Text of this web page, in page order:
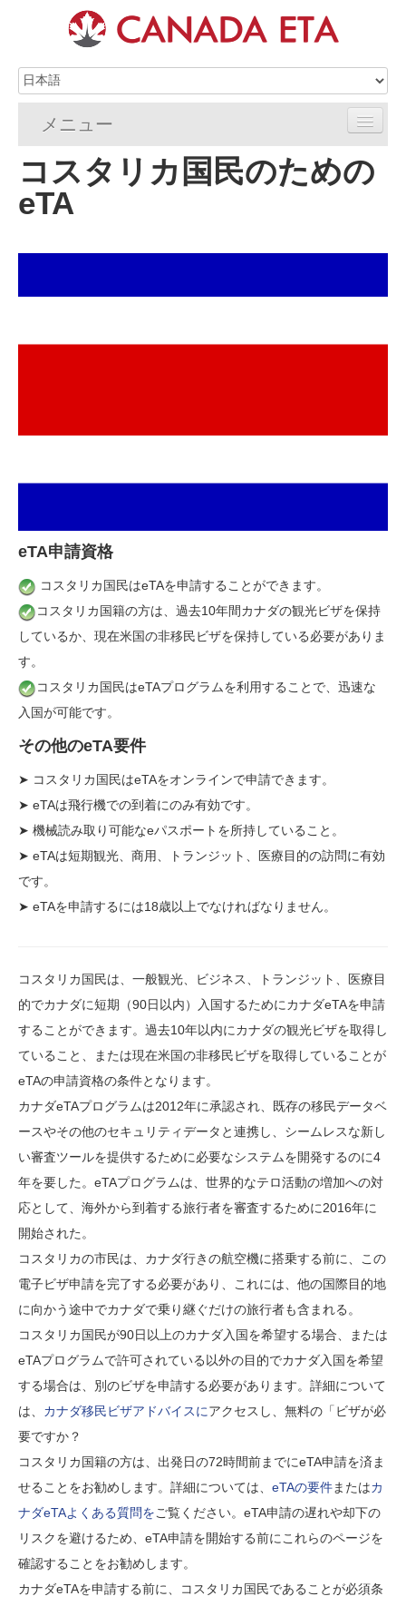
メニュー
ホーム
eTA申請
コスタリカ国民のための
eTA
eTA申請資格
コスタリカ国民はeTAを申請することができます。
コスタリカ国籍の方は、過去10年間カナダの観光ビザを保持
しているか、現在米国の非移民ビザを保持している必要がありま
す。
コスタリカ国民はeTAプログラムを利用することで、迅速な
入国が可能です。
その他のeTA要件
➤ コスタリカ国民はeTAをオンラインで申請できます。
➤ eTAは飛行機での到着にのみ有効です。
➤ 機械読み取り可能なeパスポートを所持していること。
➤ eTAは短期観光、商用、トランジット、医療目的の訪問に有効
です。
➤ eTAを申請するには18歳以上でなければなりません。
コスタリカ国民は、一般観光、ビジネス、トランジット、医療目
的でカナダに短期（90日以内）入国するためにカナダeTAを申請
することができます。過去10年以内にカナダの観光ビザを取得し
ていること、または現在米国の非移民ビザを取得していることが
eTAの申請資格の条件となります。
カナダeTAプログラムは2012年に承認され、既存の移民データベ
ースやその他のセキュリティデータと連携し、シームレスな新し
い審査ツールを提供するために必要なシステムを開発するのに4
年を要した。eTAプログラムは、世界的なテロ活動の増加への対
応として、海外から到着する旅行者を審査するために2016年に
開始された。
コスタリカの市民は、カナダ行きの航空機に搭乗する前に、この
電子ビザ申請を完了する必要があり、これには、他の国際目的地
に向かう途中でカナダで乗り継ぐだけの旅行者も含まれる。
コスタリカ国民が90日以上のカナダ入国を希望する場合、または
eTAプログラムで許可されている以外の目的でカナダ入国を希望
する場合は、別のビザを申請する必要があります。詳細について
は、 カナダ移民ビザアドバイスにアクセスし、無料の「ビザが必
要ですか？
コスタリカ国籍の方は、出発日の72時間前までにeTA申請を済ま
せることをお勧めします。詳細については、 eTAの要件またはカ
ナダeTAよくある質問をご覧ください。eTA申請の遅れや却下の
リスクを避けるため、eTA申請を開始する前にこれらのページを
確認することをお勧めします。
カナダeTAを申請する前に、コスタリカ国民であることが必須条